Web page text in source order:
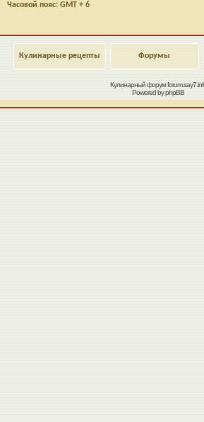
Часовой пояс: GMT + 6
Кулинарные рецепты Форумы
Кулинарный форум
Powered byphpBB